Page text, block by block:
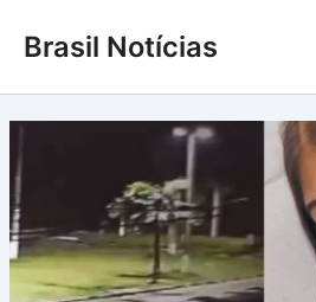
para
conteúdo
Brasil Notícias